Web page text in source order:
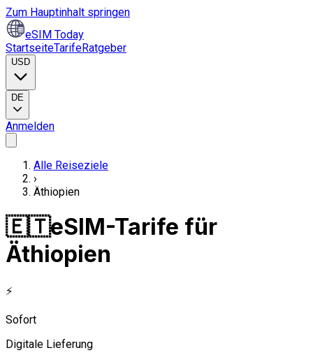
Zum Hauptinhalt springen
eSIM Today
StartseiteTarifeRatgeber
USD
DE
Anmelden
Alle Reiseziele
›
Äthiopien
🇪🇹eSIM-Tarife für
Äthiopien
⚡
Sofort
Digitale Lieferung